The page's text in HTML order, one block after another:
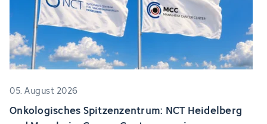
05. August 2026
Onkologisches Spitzenzentrum: NCT Heidelberg